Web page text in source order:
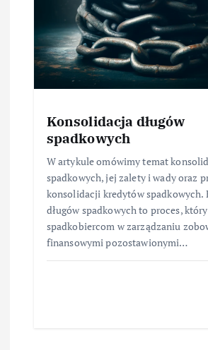
Konsolidacja długów
spadkowych
W artykule omówimy temat
spadkowych, jej zalety i wady oraz
konsolidacji kredytów spadkowych.
długów spadkowych to proces,
spadkobiercom w zarządzaniu
finansowymi pozostawionymi…